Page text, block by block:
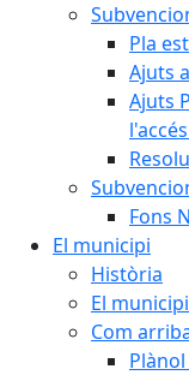
Pla
Ajuts
Ajuts
Fons
El municipi
Història
El
Com